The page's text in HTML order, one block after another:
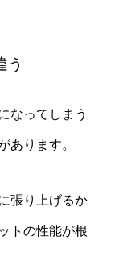
う
なってしまう
あります。
張り上げるか
トの性能が根